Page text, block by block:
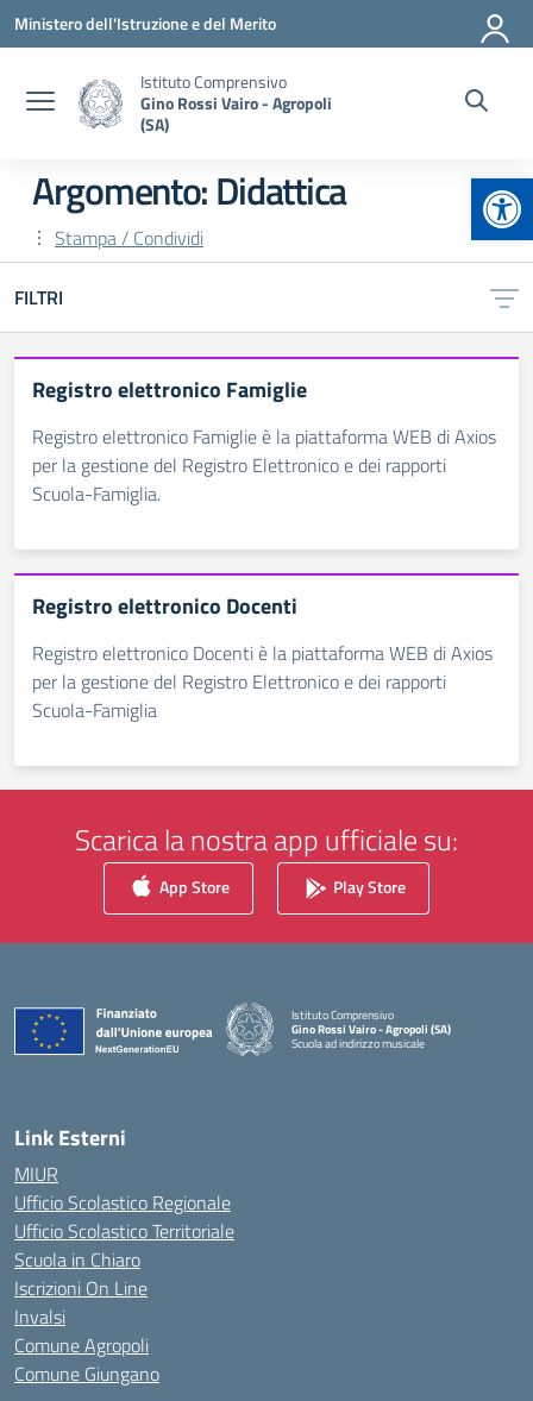
Vai ai contenuti
Vai al menu di navigazione
Vai al footer
Ministero dell'Istruzione e del Merito
Istituto Comprensivo
Gino Rossi Vairo - Agropoli
(SA)
Argomento: Didattica
Stampa / Condividi
FILTRI
Registro elettronico Famiglie
Registro elettronico Famiglie è la piattaforma WEB di Axios
per la gestione del Registro Elettronico e dei rapporti
Scuola-Famiglia.
Registro elettronico Docenti
Registro elettronico Docenti è la piattaforma WEB di Axios
per la gestione del Registro Elettronico e dei rapporti
Scuola-Famiglia
Scarica la nostra app ufficiale su:
App Store Play Store
Istituto Comprensivo
Gino Rossi Vairo - Agropoli (SA)
Scuola ad indirizzo musicale
Link Esterni
MIUR
Ufficio Scolastico Regionale
Ufficio Scolastico Territoriale
Scuola in Chiaro
Iscrizioni On Line
Invalsi
Comune Agropoli
Comune Giungano